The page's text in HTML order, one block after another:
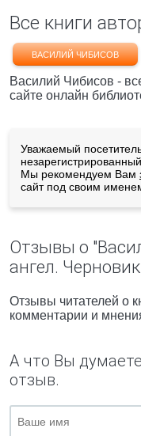
Все книги
ВАСИЛИЙ ЧИБИСОВ
Василий Чибисов -
сайте онлайн
Уважаемый
Мы рекомендуем Вам
сайт под своим
Отзывы о
ангел.
Отзывы читателей о
комментарии и
А что Вы
отзыв.